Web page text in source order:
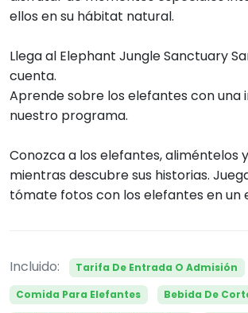
ellos en su hábitat natural.
Llega al Elephant Jungle Sanctuary
cuenta.
Aprende sobre los elefantes con una
nuestro programa.
Conozca a los elefantes, aliméntelos
mientras descubre sus historias.
tómate fotos con los elefantes en un
Incluido:
Tarifa De Entrada O Admisión
Comida Para Elefantes
Bebida De